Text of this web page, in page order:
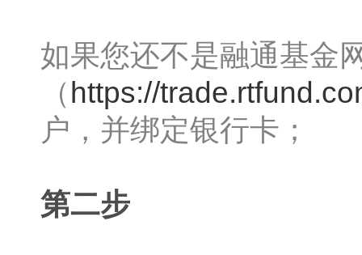
如果您还不是融通基金
（ https://
户，并绑定银行卡；
第二步